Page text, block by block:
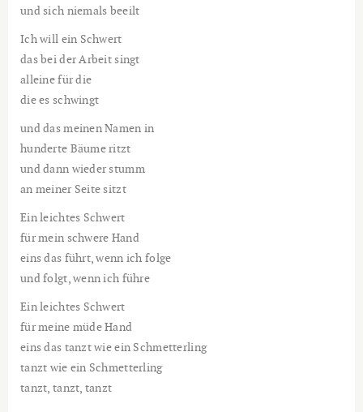
und sich niemals beeilt
Ich will ein Schwert
das bei der Arbeit singt
alleine für die
die es schwingt
und das meinen Namen in
hunderte Bäume ritzt
und dann wieder stumm
an meiner Seite sitzt
Ein leichtes Schwert
für mein schwere Hand
eins das führt, wenn ich folge
und folgt, wenn ich führe
Ein leichtes Schwert
für meine müde Hand
eins das tanzt wie ein Schmetterling
tanzt wie ein Schmetterling
tanzt, tanzt, tanzt